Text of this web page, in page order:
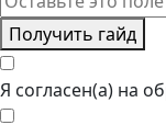
Получить гайд
Я согласен(а) на